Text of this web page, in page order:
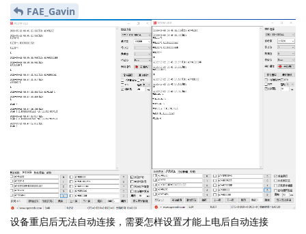
FAE_Gavin
设备重启后无法自动连接，需要怎样设置才能上电后自动连接